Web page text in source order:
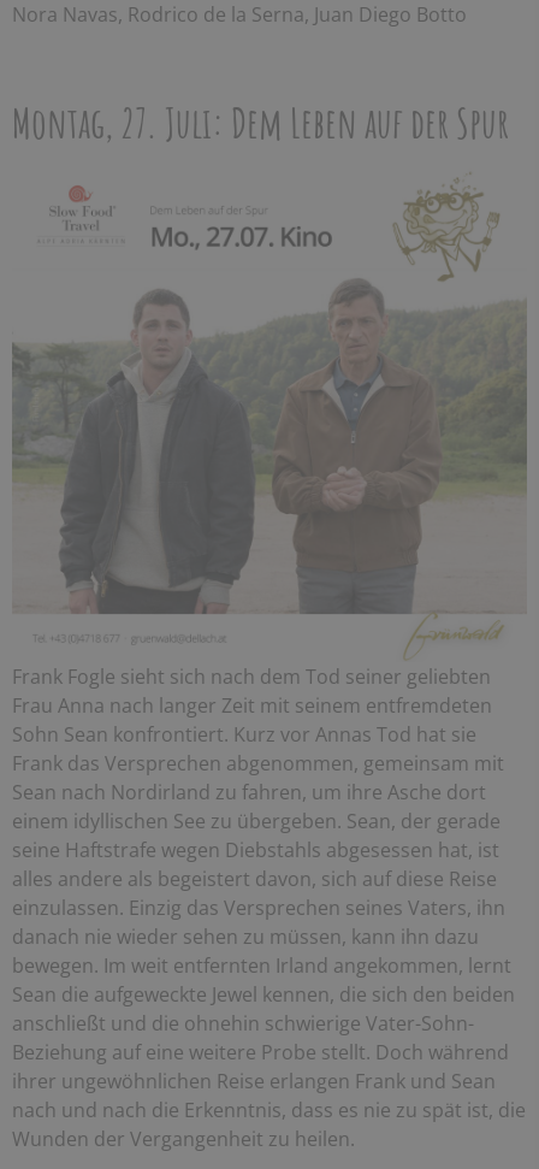
Nora Navas, Rodrico de la Serna, Juan Diego Botto
Montag, 27. Juli: Dem Leben auf der Spur
Frank Fogle sieht sich nach dem Tod seiner geliebten
Frau Anna nach langer Zeit mit seinem entfremdeten
Sohn Sean konfrontiert. Kurz vor Annas Tod hat sie
Frank das Versprechen abgenommen, gemeinsam mit
Sean nach Nordirland zu fahren, um ihre Asche dort
einem idyllischen See zu übergeben. Sean, der gerade
seine Haftstrafe wegen Diebstahls abgesessen hat, ist
alles andere als begeistert davon, sich auf diese Reise
einzulassen. Einzig das Versprechen seines Vaters, ihn
danach nie wieder sehen zu müssen, kann ihn dazu
bewegen. Im weit entfernten Irland angekommen, lernt
Sean die aufgeweckte Jewel kennen, die sich den beiden
anschließt und die ohnehin schwierige Vater-Sohn-
Beziehung auf eine weitere Probe stellt. Doch während
ihrer ungewöhnlichen Reise erlangen Frank und Sean
nach und nach die Erkenntnis, dass es nie zu spät ist, die
Wunden der Vergangenheit zu heilen.